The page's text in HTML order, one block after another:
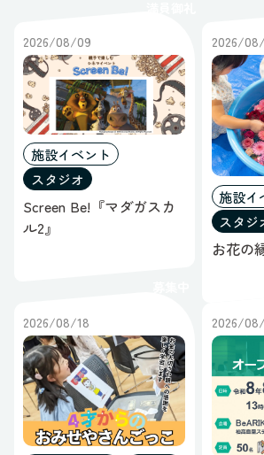
ギャラリー
オープンスペース
ブース
すべてのスペース
2026/08/09
施設イベント
スタジオ
Screen Be!『マダガスカ
ル2』
2026/
施設イ
スタジ
お花の
2026/08/18
2026/